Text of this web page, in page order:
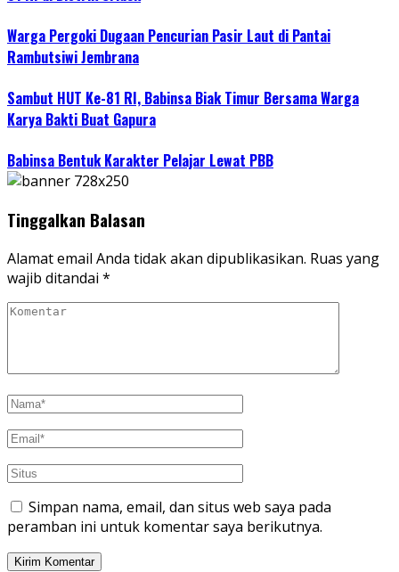
Warga Pergoki Dugaan Pencurian Pasir Laut di Pantai
Rambutsiwi Jembrana
Sambut HUT Ke-81 RI, Babinsa Biak Timur Bersama Warga
Karya Bakti Buat Gapura
Babinsa Bentuk Karakter Pelajar Lewat PBB
Tinggalkan Balasan
Alamat email Anda tidak akan dipublikasikan. Ruas yang
wajib ditandai *
Simpan nama, email, dan situs web saya pada
peramban ini untuk komentar saya berikutnya.